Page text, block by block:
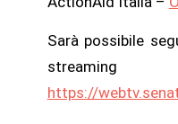
Sarà possibile
https://